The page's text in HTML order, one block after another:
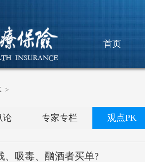
首页
>
论 专家专栏 观点PK
、吸毒、酗酒者买单?